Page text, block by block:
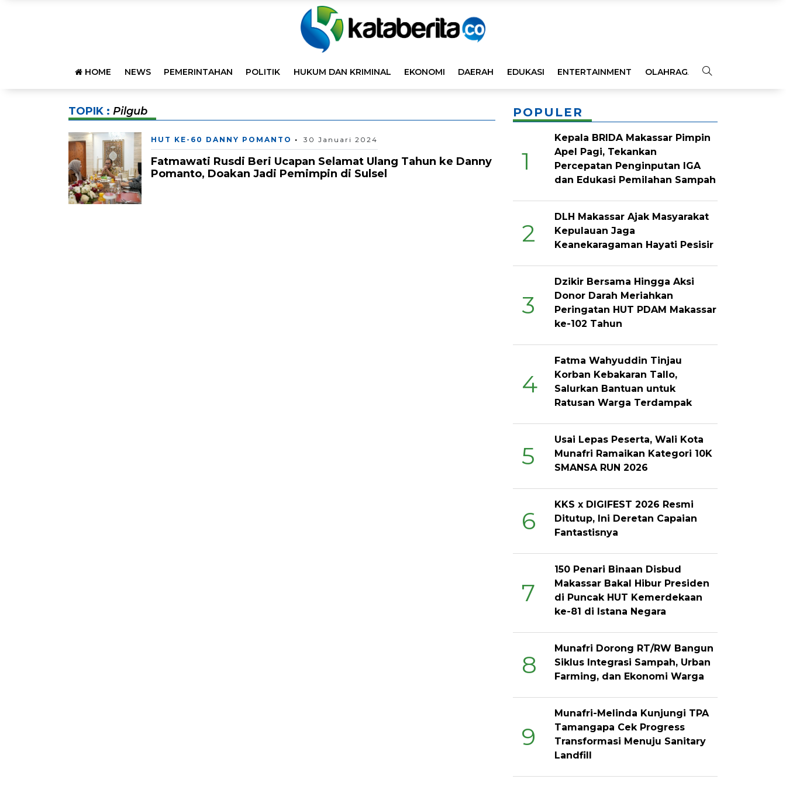
HOME NEWS PEMERINTAHAN POLITIK HUKUM DAN KRIMINAL EKONOMI DAERAH EDUKASI ENTERTAINMENT OLAHRAGA OPINI
TOPIK : Pilgub
HUT KE-60 DANNY POMANTO 30 Januari 2024
Fatmawati Rusdi Beri Ucapan Selamat Ulang Tahun ke Danny
Pomanto, Doakan Jadi Pemimpin di Sulsel
POPULER
1
Kepala BRIDA Makassar Pimpin
Apel Pagi, Tekankan
Percepatan Penginputan IGA
dan Edukasi Pemilahan Sampah
2
DLH Makassar Ajak Masyarakat
Kepulauan Jaga
Keanekaragaman Hayati Pesisir
3
Dzikir Bersama Hingga Aksi
Donor Darah Meriahkan
Peringatan HUT PDAM Makassar
ke-102 Tahun
4
Fatma Wahyuddin Tinjau
Korban Kebakaran Tallo,
Salurkan Bantuan untuk
Ratusan Warga Terdampak
5
Usai Lepas Peserta, Wali Kota
Munafri Ramaikan Kategori 10K
SMANSA RUN 2026
6
KKS x DIGIFEST 2026 Resmi
Ditutup, Ini Deretan Capaian
Fantastisnya
7
150 Penari Binaan Disbud
Makassar Bakal Hibur Presiden
di Puncak HUT Kemerdekaan
ke-81 di Istana Negara
8
Munafri Dorong RT/RW Bangun
Siklus Integrasi Sampah, Urban
Farming, dan Ekonomi Warga
9
Munafri-Melinda Kunjungi TPA
Tamangapa Cek Progress
Transformasi Menuju Sanitary
Landfill